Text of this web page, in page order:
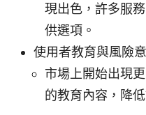
現出色，許多服
供選項。
使用者教育與風險
市場上開始出現
的教育內容，降